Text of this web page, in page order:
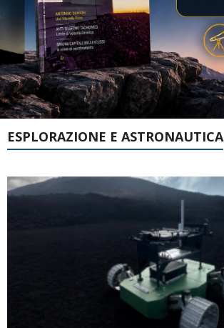
ESPLORAZIONE E ASTRONAUTICA